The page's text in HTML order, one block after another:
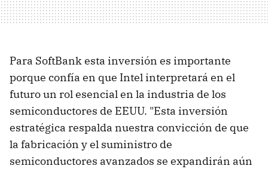
Para SoftBank esta inversión es importante
porque confía en que Intel interpretará en el
futuro un rol esencial en la industria de los
semiconductores de EEUU. "Esta inversión
estratégica respalda nuestra convicción de que
la fabricación y el suministro de
semiconductores avanzados se expandirán aún